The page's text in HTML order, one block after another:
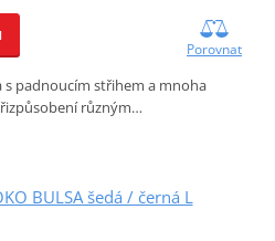
Porovnat
padnoucím střihem a mnoha
různým…
BULSA šedá / černá L